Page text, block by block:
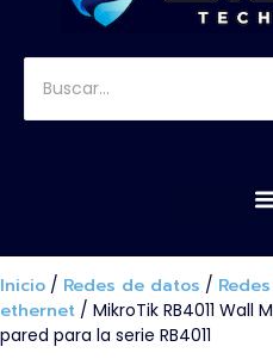
Inicio / Redes de datos /
ethernet / MikroTik RB4011
pared para la serie RB4011